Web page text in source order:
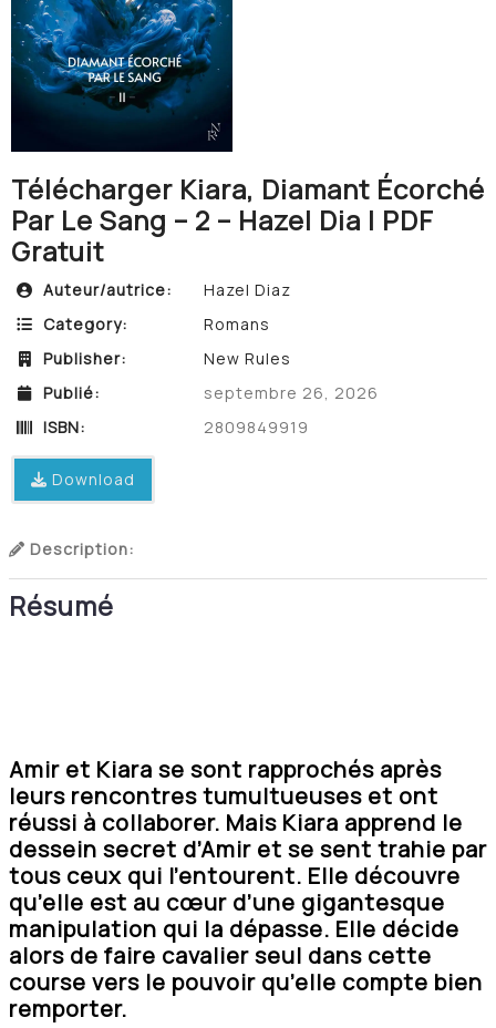
Télécharger Kiara, Diamant Écorché
Par Le Sang – 2 – Hazel Dia | PDF
Gratuit
Auteur/autrice:
Hazel Diaz
Category:
Romans
Publisher:
New Rules
Publié:
septembre 26, 2026
ISBN:
2809849919
Download
Description:
Résumé
Amir et Kiara se sont rapprochés après
leurs rencontres tumultueuses et ont
réussi à collaborer. Mais Kiara apprend le
dessein secret d’Amir et se sent trahie par
tous ceux qui l’entourent. Elle découvre
qu’elle est au cœur d’une gigantesque
manipulation qui la dépasse. Elle décide
alors de faire cavalier seul dans cette
course vers le pouvoir qu’elle compte bien
remporter.